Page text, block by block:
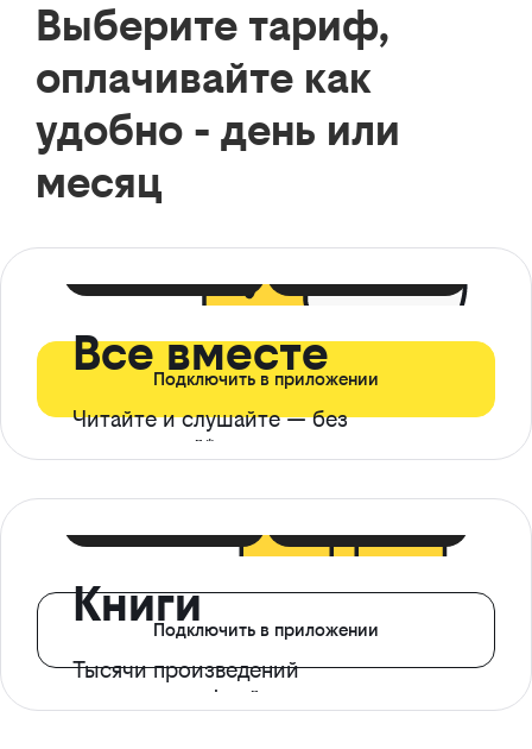
Выберите тариф,
оплачивайте как
удобно - день или
месяц
Все вместе
Читайте и слушайте — без
ограничений*
Подключить в приложении
Книги
Тысячи произведений
с доступом офлайн
Подключить в приложении